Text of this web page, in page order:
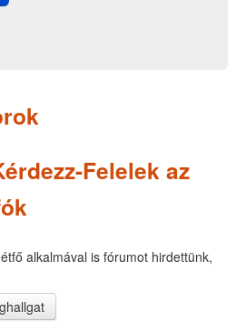
Felelek az
alkalmával is fórumot hirdettünk,